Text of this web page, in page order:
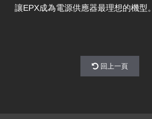
讓EPX成為電源供應器最理想的機型。
回上一頁